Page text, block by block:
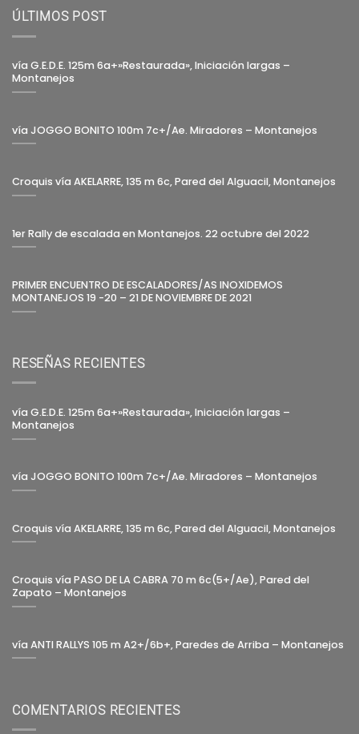
ÚLTIMOS POST
vía G.E.D.E. 125m 6a+»Restaurada», Iniciación largas –
Montanejos
vía JOGGO BONITO 100m 7c+/Ae. Miradores – Montanejos
Croquis vía AKELARRE, 135 m 6c, Pared del Alguacil, Montanejos
1er Rally de escalada en Montanejos. 22 octubre del 2022
PRIMER ENCUENTRO DE ESCALADORES/AS INOXIDEMOS
MONTANEJOS 19 -20 – 21 DE NOVIEMBRE DE 2021
RESEÑAS RECIENTES
vía G.E.D.E. 125m 6a+»Restaurada», Iniciación largas –
Montanejos
vía JOGGO BONITO 100m 7c+/Ae. Miradores – Montanejos
Croquis vía AKELARRE, 135 m 6c, Pared del Alguacil, Montanejos
Croquis vía PASO DE LA CABRA 70 m 6c(5+/Ae), Pared del
Zapato – Montanejos
vía ANTI RALLYS 105 m A2+/6b+, Paredes de Arriba – Montanejos
COMENTARIOS RECIENTES